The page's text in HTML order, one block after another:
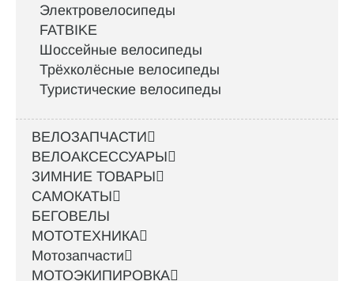
Электровелосипеды
FATBIKE
Шоссейные велосипеды
Трёхколёсные велосипеды
Туристические велосипеды
ВЕЛОЗАПЧАСТИ
ВЕЛОАКСЕССУАРЫ
ЗИМНИЕ ТОВАРЫ
САМОКАТЫ
БЕГОВЕЛЫ
МОТОТЕХНИКА
Мотозапчасти
МОТОЭКИПИРОВКА